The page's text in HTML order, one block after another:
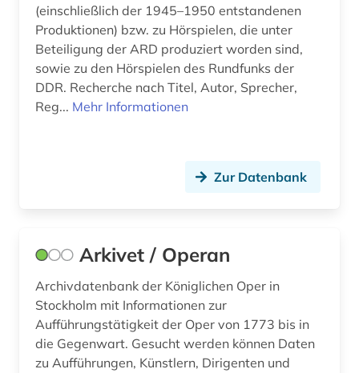
islamische studien (1)
island (1)
israel (3)
journal (1)
journalismus (1)
judaistik (3)
juden (1)
(einschließlich der 1945–1950 entstandenen
Produktionen) bzw. zu Hörspielen, die unter
Beteiligung der ARD produziert worden sind,
sowie zu den Hörspielen des Rundfunks der
DDR. Recherche nach Titel, Autor, Sprecher,
Reg... Mehr Informationen
Zur Datenbank
Arkivet / Operan
Archivdatenbank der Königlichen Oper in
Stockholm mit Informationen zur
Aufführungstätigkeit der Oper von 1773 bis in
die Gegenwart. Gesucht werden können Daten
zu Aufführungen, Künstlern, Dirigenten und